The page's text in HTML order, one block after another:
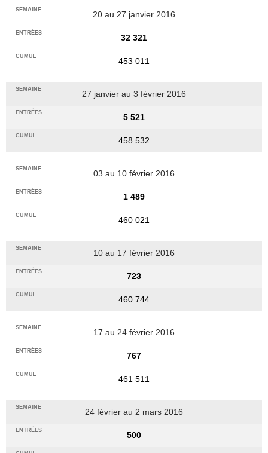
20 au 27 janvier 2016
32 321
453 011
27 janvier au 3 février 2016
5 521
458 532
03 au 10 février 2016
1 489
460 021
10 au 17 février 2016
723
460 744
17 au 24 février 2016
767
461 511
24 février au 2 mars 2016
500